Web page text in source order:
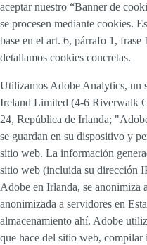
aceptar nuestro “Banner de
se procesen mediante cookies.
base en el art. 6, párrafo 1,
detallamos cookies concretas.
Utilizamos Adobe Analytics, un
Ireland Limited (4-6 Riverwalk
24, República de Irlanda;
se guardan en su dispositivo y
sitio web. La información
sitio web (incluida su dirección
Adobe en Irlanda, se anonimiza
anonimizada a servidores en
almacenamiento ahí. Adobe
que hace del sitio web,